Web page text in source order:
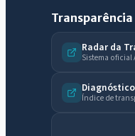
Transparência
Radar da
Sistema oficial
Índice de